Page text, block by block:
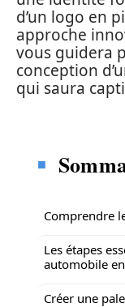
d’un logo en
approche
vous guidera
conception
qui saura
Comprendre
Les étapes
automobile
Créer une